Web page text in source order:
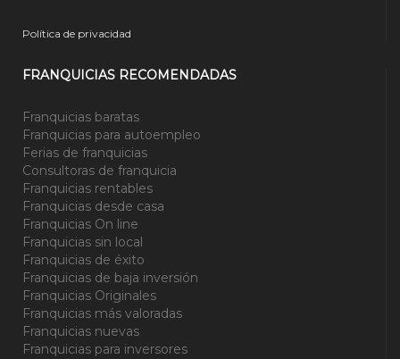
Política de privacidad
FRANQUICIAS RECOMENDADAS
Franquicias baratas
Franquicias para autoempleo
Ferias de franquicias
Consultoras de franquicia
Franquicias rentables
Franquicias desde casa
Franquicias On line
Franquicias sin local
Franquicias de éxito
Franquicias de baja inversión
Franquicias Originales
Franquicias más valoradas
Franquicias nuevas
Franquicias para inversores